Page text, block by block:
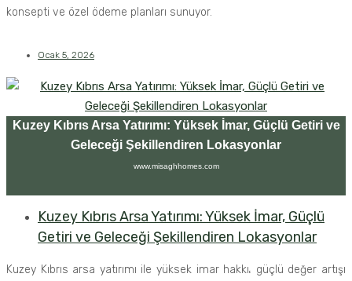
konsepti ve özel ödeme planları sunuyor.
Ocak 5, 2026
Kuzey Kıbrıs Arsa Yatırımı: Yüksek İmar, Güçlü Getiri ve
Geleceği Şekillendiren Lokasyonlar
www.misaghhomes.com
Kuzey Kıbrıs Arsa Yatırımı: Yüksek İmar, Güçlü
Getiri ve Geleceği Şekillendiren Lokasyonlar
Kuzey Kıbrıs arsa yatırımı ile yüksek imar hakkı، güçlü değer artışı